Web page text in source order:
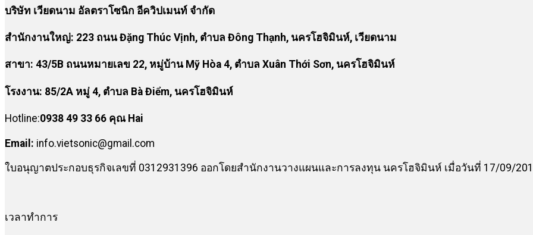
บริษัท เวียดนาม อัลตราโซนิก อีควิปเมนท์ จำกัด
สำนักงานใหญ่: 223 ถนน Đặng Thúc Vịnh, ตำบล Đông Thạnh, นครโฮจิมินห์, เวียดนาม
สาขา: 43/5B ถนนหมายเลข 22, หมู่บ้าน Mỹ Hòa 4, ตำบล Xuân Thới Sơn, นครโฮจิมินห์
โรงงาน: 85/2A หมู่ 4, ตำบล Bà Điểm, นครโฮจิมินห์
Hotline:0938 49 33 66 คุณ Hai
Email: info.vietsonic@gmail.com
ใบอนุญาตประกอบธุรกิจเลขที่ 0312931396 ออกโดยสำนักงานวางแผนและการลงทุน นครโฮจิมินห์ เมื่อวันที่ 17/09/
เวลาทำการ